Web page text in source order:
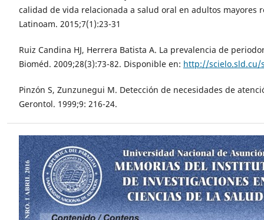
calidad de vida relacionada a salud oral en adultos mayores
Latinoam. 2015;7(1):23-31
Ruiz Candina HJ, Herrera Batista A. La prevalencia de
Bioméd. 2009;28(3):73-82. Disponible en: http://scielo.sld.cu/
Pinzón S, Zunzunegui M. Detección de necesidades de
Gerontol. 1999;9: 216-24.